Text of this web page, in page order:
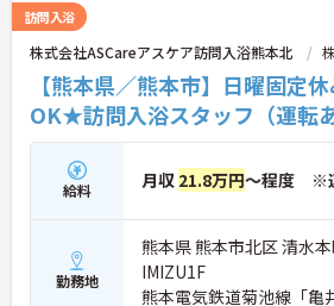
訪問入浴
株式会社ASCareアスケア訪問入浴熊本北
【熊本県／熊本市】日曜固定
OK★訪問入浴スタッフ（運転あ
給料 月収 21.8万円～程度 ※
勤務地
熊本県 熊本市北区 清水
IMIZU1F
熊本電気鉄道菊池線「亀